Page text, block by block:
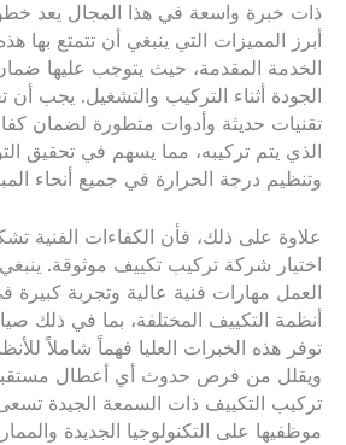
ذات خبرة واسعة في هذا المجال يعد
أبرز المميزات التي ينبغي أن تتمتع
الخدمة المقدمة، حيث يتوجب عليها
الجودة أثناء التركيب والتشغيل. يجب
تقنيات حديثة وأدوات متطورة لضمان
الذي يتم تركيبه، مما يسهم في تحقيق
وتنظيم درجة الحرارة في جميع أنحاء
علاوة على ذلك، فأن الكفاءات الفنية
اختيار شركة تركيب تكييف موثوقة.
العمل مهارات فنية عالية وتجربة
أنظمة التكييف المختلفة، بما في ذلك
توفر هذه الخبرات العليا فهماً شاملاً
ويقلل من فرص حدوث أي أعطال
تركيب التكييف ذات السمعة الجيدة تسعى
موظفيها على التكنولوجيا الجديدة